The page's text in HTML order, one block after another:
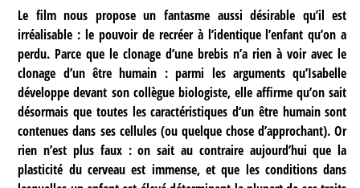
Le film nous propose un fantasme aussi désirable qu’il est
irréalisable : le pouvoir de recréer à l’identique l’enfant qu’on a
perdu. Parce que le clonage d’une brebis n’a rien à voir avec le
clonage d’un être humain : parmi les arguments qu’Isabelle
développe devant son collègue biologiste, elle affirme qu’on sait
désormais que toutes les caractéristiques d’un être humain sont
contenues dans ses cellules (ou quelque chose d’approchant). Or
rien n’est plus faux : on sait au contraire aujourd’hui que la
plasticité du cerveau est immense, et que les conditions dans